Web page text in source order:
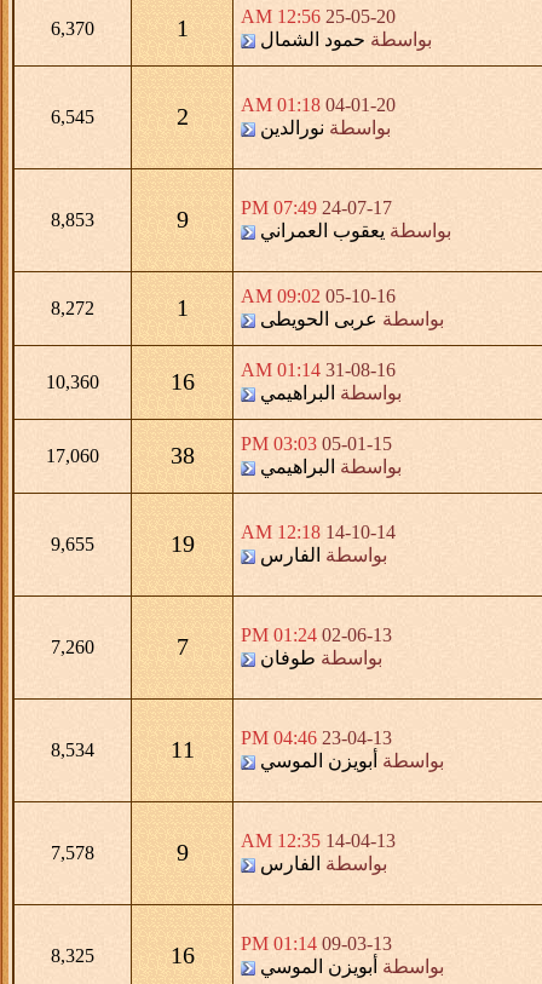
25-05-20
12:56 AM
بواسطة حمود الشمال 1
6,370
04-01-20
01:18 AM
بواسطة نورالدين 2
6,545
24-07-17
07:49 PM
بواسطة يعقوب العمراني 9
8,853
05-10-16
09:02 AM
بواسطة عربى الحويطى 1
8,272
31-08-16
01:14 AM
بواسطة البراهيمي 16
10,360
05-01-15
03:03 PM
بواسطة البراهيمي 38
17,060
14-10-14
12:18 AM
بواسطة الفارس 19
9,655
02-06-13
01:24 PM
بواسطة طوفان 7
7,260
23-04-13
04:46 PM
بواسطة أبويزن الموسي 11
8,534
14-04-13
12:35 AM
بواسطة الفارس 9
7,578
09-03-13
01:14 PM
بواسطة أبويزن الموسي 16
8,325